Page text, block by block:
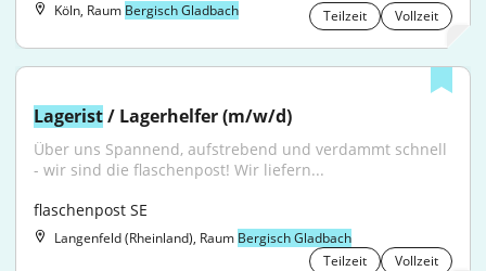
Köln, Raum Bergisch Gladbach Teilzeit Vollzeit
Lagerist / Lagerhelfer (m/w/d)
Über uns Spannend, aufstrebend und verdammt schnell
- wir sind die flaschenpost! Wir liefern...
flaschenpost SE
Langenfeld (Rheinland), Raum Bergisch Gladbach
Teilzeit
Vollzeit